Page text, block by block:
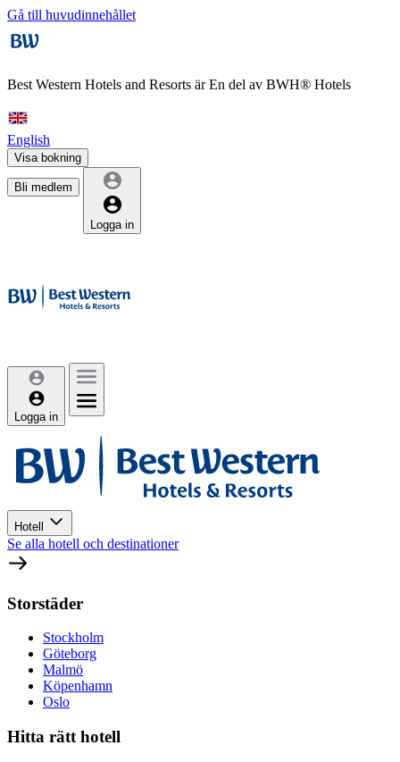
Gå till huvudinnehållet
Best Western Hotels and Resorts ärEn del av BWH® Hotels
English
Visa bokning
Bli medlem
Logga in
Logga in
Hotell
Se alla hotell och destinationer
Storstäder
Stockholm
Göteborg
Malmö
Köpenhamn
Oslo
Hitta rätt hotell